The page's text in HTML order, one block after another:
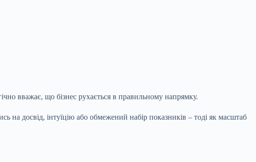
вважає, що бізнес рухається в правильному напрямку.
досвід, інтуїцію або обмежений набір показників – тоді як масштаб